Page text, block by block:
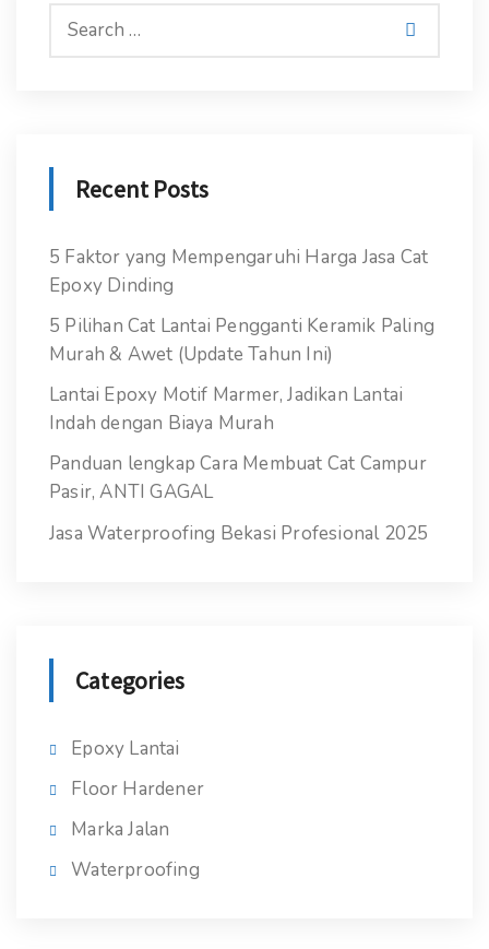
Recent Posts
5 Faktor yang Mempengaruhi Harga Jasa Cat
Epoxy Dinding
5 Pilihan Cat Lantai Pengganti Keramik Paling
Murah & Awet (Update Tahun Ini)
Lantai Epoxy Motif Marmer, Jadikan Lantai
Indah dengan Biaya Murah
Panduan lengkap Cara Membuat Cat Campur
Pasir, ANTI GAGAL
Jasa Waterproofing Bekasi Profesional 2025
Categories
Epoxy Lantai
Floor Hardener
Marka Jalan
Waterproofing